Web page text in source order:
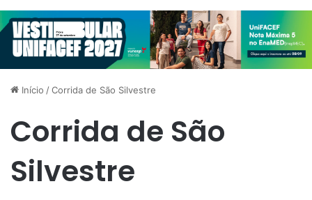
Início /Corrida de São Silvestre
Corrida de São
Silvestre